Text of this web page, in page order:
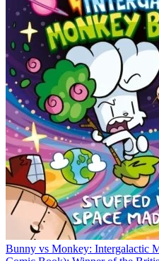
Bunny vs Monkey: Intergalactic